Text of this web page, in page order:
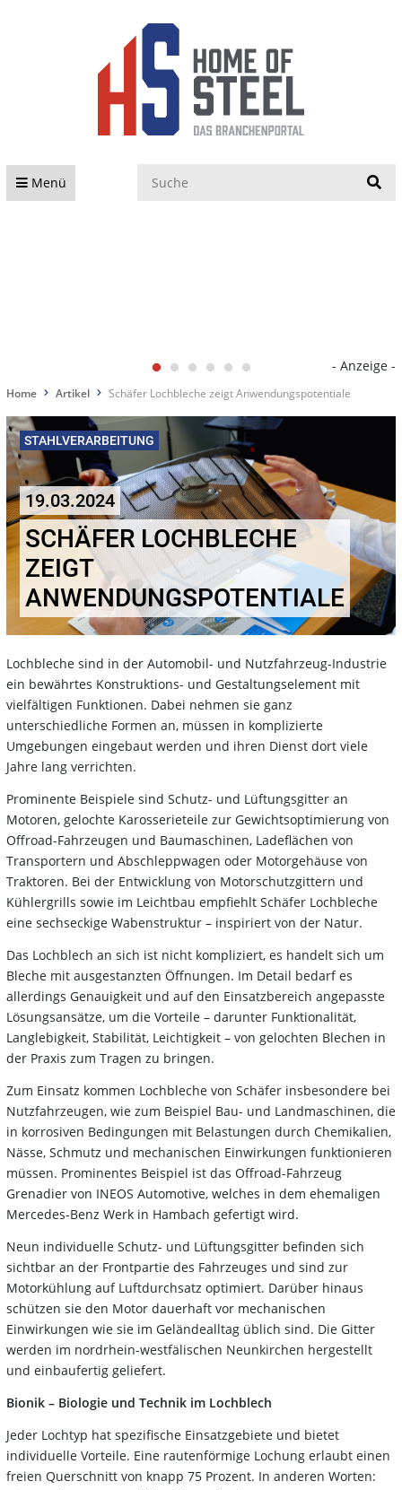
Menü
- Anzeige -
Home Artikel Schäfer Lochbleche zeigt Anwendungspotentiale
STAHLVERARBEITUNG
19.03.2024
SCHÄFER LOCHBLECHE
ZEIGT
ANWENDUNGSPOTENTIALE
Lochbleche sind in der Automobil- und Nutzfahrzeug-Industrie
ein bewährtes Konstruktions- und Gestaltungselement mit
vielfältigen Funktionen. Dabei nehmen sie ganz
unterschiedliche Formen an, müssen in komplizierte
Umgebungen eingebaut werden und ihren Dienst dort viele
Jahre lang verrichten.
Prominente Beispiele sind Schutz- und Lüftungsgitter an
Motoren, gelochte Karosserieteile zur Gewichtsoptimierung von
Offroad-Fahrzeugen und Baumaschinen, Ladeflächen von
Transportern und Abschleppwagen oder Motorgehäuse von
Traktoren. Bei der Entwicklung von Motorschutzgittern und
Kühlergrills sowie im Leichtbau empfiehlt Schäfer Lochbleche
eine sechseckige Wabenstruktur – inspiriert von der Natur.
Das Lochblech an sich ist nicht kompliziert, es handelt sich um
Bleche mit ausgestanzten Öffnungen. Im Detail bedarf es
allerdings Genauigkeit und auf den Einsatzbereich angepasste
Lösungsansätze, um die Vorteile – darunter Funktionalität,
Langlebigkeit, Stabilität, Leichtigkeit – von gelochten Blechen in
der Praxis zum Tragen zu bringen.
Zum Einsatz kommen Lochbleche von Schäfer insbesondere bei
Nutzfahrzeugen, wie zum Beispiel Bau- und Landmaschinen, die
in korrosiven Bedingungen mit Belastungen durch Chemikalien,
Nässe, Schmutz und mechanischen Einwirkungen funktionieren
müssen. Prominentes Beispiel ist das Offroad-Fahrzeug
Grenadier von INEOS Automotive, welches in dem ehemaligen
Mercedes-Benz Werk in Hambach gefertigt wird.
Neun individuelle Schutz- und Lüftungsgitter befinden sich
sichtbar an der Frontpartie des Fahrzeuges und sind zur
Motorkühlung auf Luftdurchsatz optimiert. Darüber hinaus
schützen sie den Motor dauerhaft vor mechanischen
Einwirkungen wie sie im Geländealltag üblich sind. Die Gitter
werden im nordrhein-westfälischen Neunkirchen hergestellt
und einbaufertig geliefert.
Bionik – Biologie und Technik im Lochblech
Jeder Lochtyp hat spezifische Einsatzgebiete und bietet
individuelle Vorteile. Eine rautenförmige Lochung erlaubt einen
freien Querschnitt von knapp 75 Prozent. In anderen Worten: